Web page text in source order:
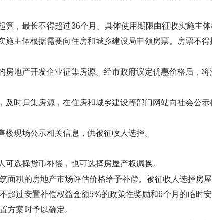
，最长不得超过36个月。具体使用期限由征收实施主体
主体根据需要向住房和城乡建设局申领房票。房票不得
地产开发企业征集房源。经市政府议定优惠价格后，
时归集房源，在住房和城乡建设等部门网站向社会公
现场公示相关信息，供被征收人选择。
选择货币补偿，也可选择房屋产权调换。
面积的房地产市场评估价格给予补偿。被征收人选择房
过安置补偿权益金额5%的政策性奖励和6个月的临时
方案时予以确定。